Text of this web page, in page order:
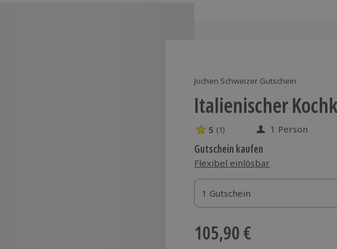
Jochen Schweizer Gutschein
Italienischer
5 Sterne von 5 aus 1 Bewertungen
5 (1) 1 Person
Gutschein kaufen
Flexibel einlösbar
1 Gutschein
1 Gutschein
1 Gutschein
105,90 €